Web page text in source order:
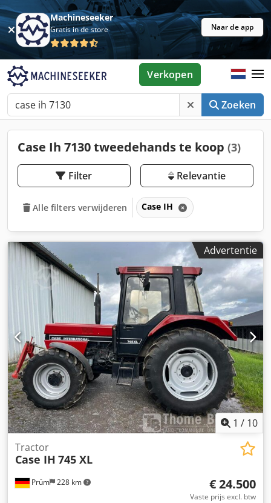
Machineseeker
Gratis in de store Naar de app
Zoeken
Verkopen
Case Ih 7130 tweedehands te koop (3)
Filter Relevantie
Alle filters verwijderen Case IH
Advertentie
1 / 10
Prüm 228 km
Tractor
Case IH 745 XL
€ 24.500
Vaste prijs excl. btw